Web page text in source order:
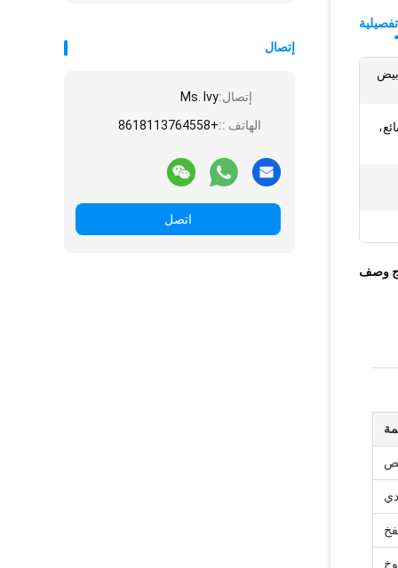
إتصال
إتصال:Ms. Ivy
الهاتف ::+8618113764558
اتصل
وصف